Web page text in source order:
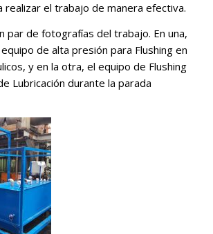
realizar el trabajo de manera efectiva.
par de fotografías del trabajo. En una,
de alta presión para Flushing en
y en la otra, el equipo de Flushing
Lubricación durante la parada